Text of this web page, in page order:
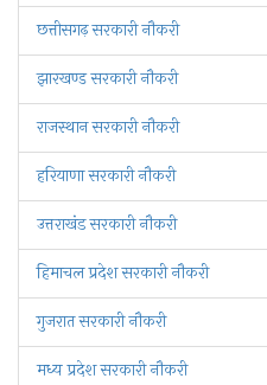
छत्तीसगढ़ सरकारी नौकरी
झारखण्ड सरकारी नौकरी
राजस्थान सरकारी नौकरी
हरियाणा सरकारी नौकरी
उत्तराखंड सरकारी नौकरी
हिमाचल प्रदेश सरकारी नौकरी
गुजरात सरकारी नौकरी
मध्य प्रदेश सरकारी नौकरी